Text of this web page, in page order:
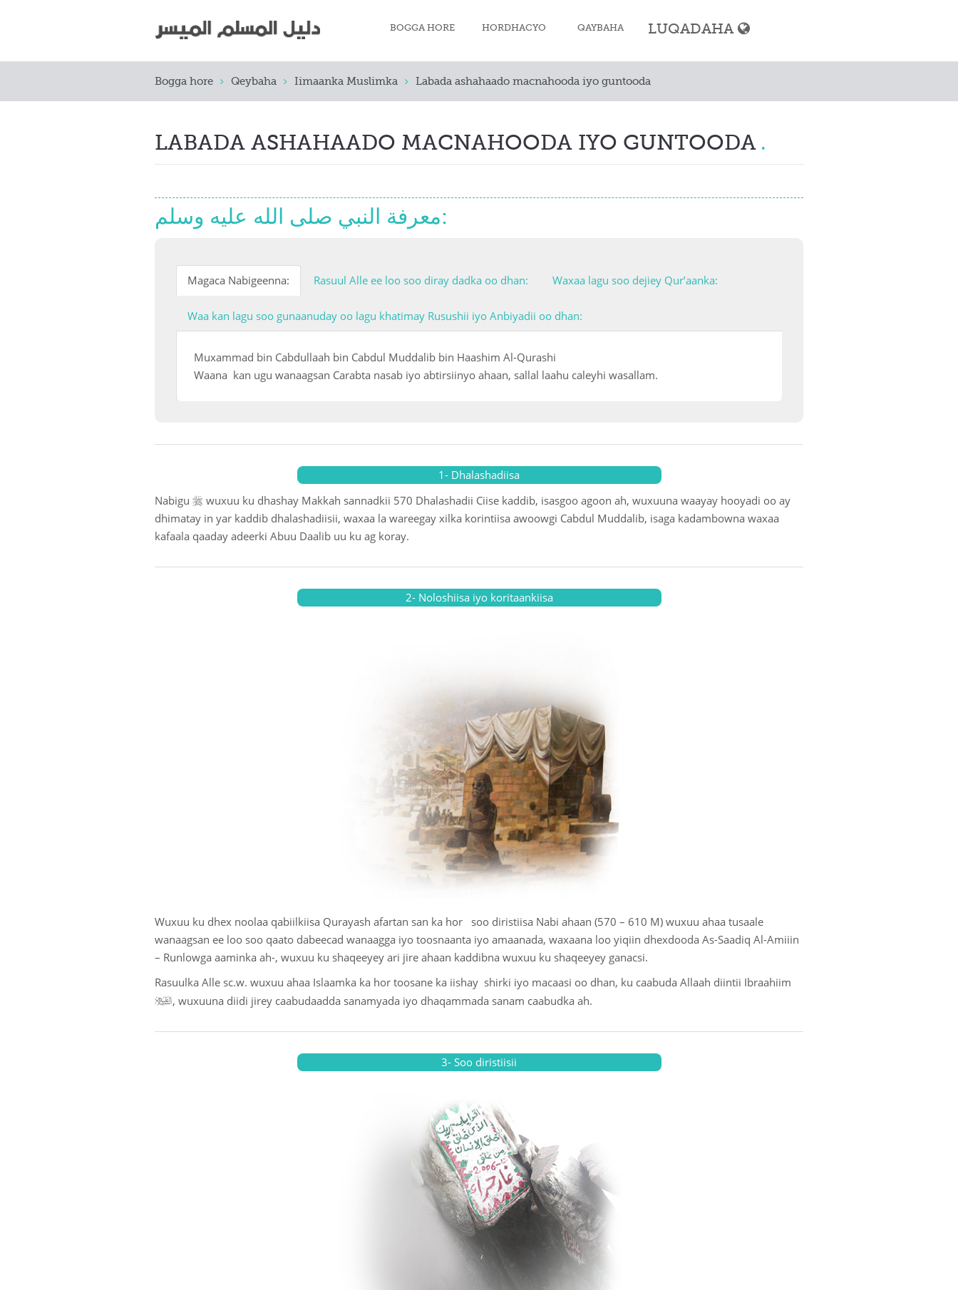
BOGGA HORE HORDHACYO QAYBAHA
Salaadda Muslimka
Mucaamalooyinka maalka
Dharka
LUQADAHA
Bogga hore Qeybaha Iimaanka Muslimka Labada ashahaado macnahooda iyo guntooda
LABADA ASHAHAADO MACNAHOODA IYO GUNTOODA
معرفة النبي صلى الله عليه وسلم:
Magaca Nabigeenna: Rasuul Alle ee loo soo diray dadka oo dhan: Waxaa lagu soo dejiey Qur’aanka:
Waa kan lagu soo gunaanuday oo lagu khatimay Rusushii iyo Anbiyadii oo dhan:
Muxammad bin Cabdullaah bin Cabdul Muddalib bin Haashim Al-Qurashi
Waana kan ugu wanaagsan Carabta nasab iyo abtirsiinyo ahaan, sallal laahu caleyhi wasallam.
1- Dhalashadiisa
Nabigu  wuxuu ku dhashay Makkah sannadkii 570 Dhalashadii Ciise kaddib, isasgoo agoon ah, wuxuuna waayay hooyadi oo ay
dhimatay in yar kaddib dhalashadiisii, waxaa la wareegay xilka korintiisa awoowgi Cabdul Muddalib, isaga kadambowna waxaa
kafaala qaaday adeerki Abuu Daalib uu ku ag koray.
2- Noloshiisa iyo koritaankiisa
Wuxuu ku dhex noolaa qabiilkiisa Qurayash afartan san ka hor soo diristiisa Nabi ahaan (570 – 610 M) wuxuu ahaa tusaale
wanaagsan ee loo soo qaato dabeecad wanaagga iyo toosnaanta iyo amaanada, waxaana loo yiqiin dhexdooda As-Saadiq Al-Amiiin
– Runlowga aaminka ah-, wuxuu ku shaqeeyey ari jire ahaan kaddibna wuxuu ku shaqeeyey ganacsi.
Rasuulka Alle sc.w. wuxuu ahaa Islaamka ka hor toosane ka iishay shirki iyo macaasi oo dhan, ku caabuda Allaah diintii Ibraahiim
, wuxuuna diidi jirey caabudaadda sanamyada iyo dhaqammada sanam caabudka ah.
3- Soo diristiisii